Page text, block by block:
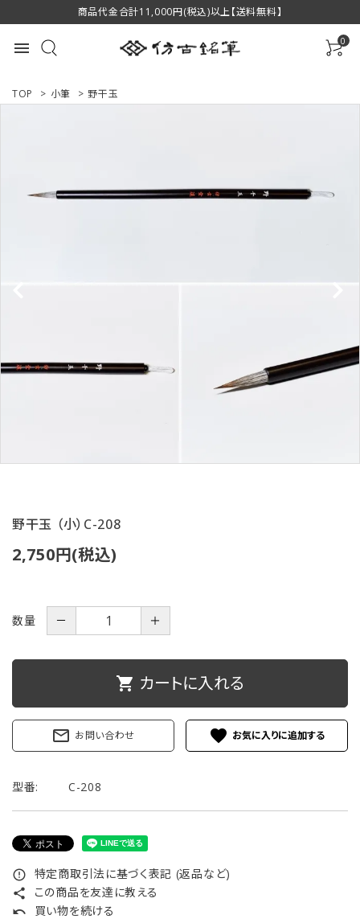
商品代金合計11,000円(税込)以上【送料無料】
menu 0
特定商取引法について
TOP > 小筆 > 野干玉
野干玉 （小）C-208
2,750円(税込)
数量 － ＋
shopping_cart カートに入れる
mail_outline お問い合わせ favorite
型番: C-208
error_outline 特定商取引法に基づく表記 (返品など)
share この商品を友達に教える
undo 買い物を続ける